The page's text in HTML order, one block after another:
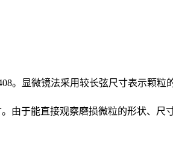
。显微镜法采用较长弦尺寸表示颗粒
由于能直接观察磨损微粒的形状、尺